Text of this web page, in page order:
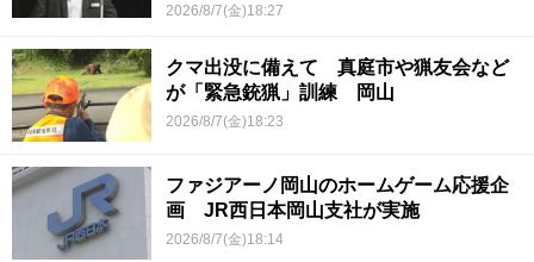
2026/8/7(金)18:27
クマ出没に備えて 真庭市や猟友会など
が「緊急銃猟」訓練 岡山
2026/8/7(金)18:23
ファジアーノ岡山のホームゲーム応援企
画 JR西日本岡山支社が実施
2026/8/7(金)18:14